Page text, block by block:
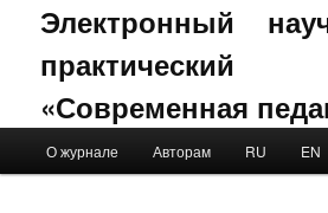
Электронный
«Современная
Skip to primary content
Skip to secondary content
О журнале Авторам RU EN